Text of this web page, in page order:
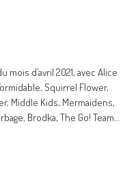
d’avril 2021, avec Alice
Squirrel Flower,
Middle Kids, Mermaidens,
Brodka, The Go! Team…